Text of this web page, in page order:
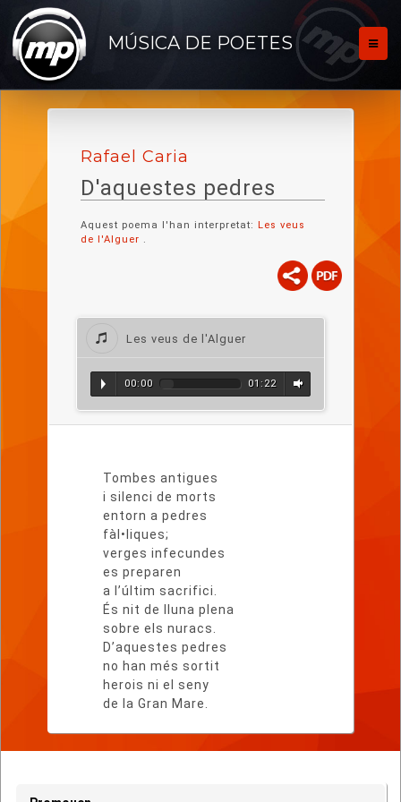
MÚSICA DE POETES
Rafael Caria
D'aquestes pedres
Aquest poema l'han interpretat:Les veus
de l'Alguer .
Les veus de l'Alguer
00:00 01:22
Tombes antigues
i silenci de morts
entorn a pedres
fàl•liques;
verges infecundes
es preparen
a l’últim sacrifici.
És nit de lluna plena
sobre els nuracs.
D’aquestes pedres
no han més sortit
herois ni el seny
de la Gran Mare.